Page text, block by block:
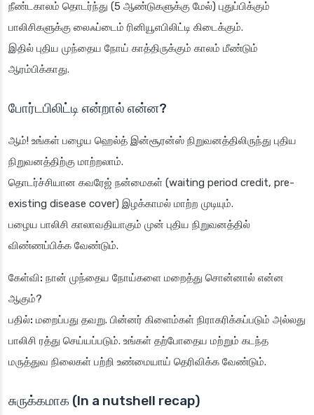
நீண்டகாலம் தொடர்ந்து (5 ஆண்டுகளுக்கு மேல்) புதுப்பிக்கும்
பாலிசிகளுக்கு லைஃப்டைம் ரினியூஎபிலிட்டி கிடைக்கும்.
இதில் புதிய முந்தைய நோய் காத்திருக்கும் காலம் மீண்டும்
ஆரம்பிக்காது.
போர்டபிலிட்டி என்றால் என்ன?
ஆம்! உங்கள் பழைய ஹெல்த் இன்சூரன்ஸ் நிறுவனத்திலிருந்து புதிய
நிறுவனத்திற்கு மாற்றலாம்.
தொடர்ச்சியான கவரேஜ் நன்மைகள் (waiting period credit, pre-
existing disease cover) இழக்காமல் மாற்ற முடியும்.
பழைய பாலிசி காலாவதியாகும் முன் புதிய நிறுவனத்தில்
விண்ணப்பிக்க வேண்டும்.
கேள்வி: நான் முந்தைய நோய்களை மறைத்து சொன்னால் என்ன
ஆகும்?
பதில்: மறைப்பது தவறு. பின்னர் கிளைம்கள் நிராகரிக்கப்படும் அல்லது
பாலிசி ரத்து செய்யப்படும். உங்கள் தற்போதைய மற்றும் கடந்த
மருத்துவ நிலைகள் பற்றி உண்மையாய் தெரிவிக்க வேண்டும்.
சுருக்கமாக (In a nutshell recap)